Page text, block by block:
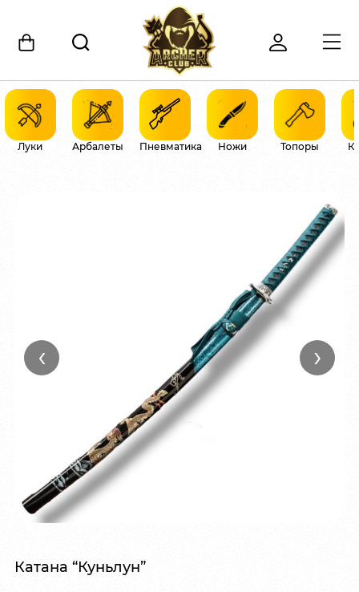
Луки Арбалеты Пневматика Ножи Топоры
‹ ›
Катана “Куньлун”